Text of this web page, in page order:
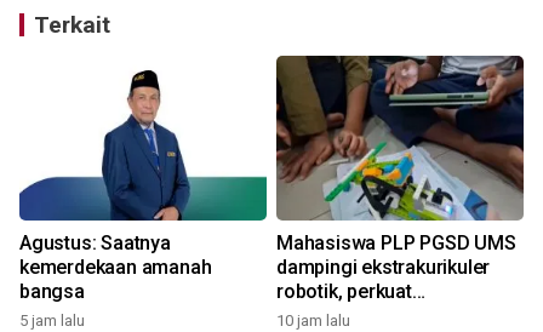
Terkait
Agustus: Saatnya
kemerdekaan amanah
bangsa
5 jam lalu
Mahasiswa PLP PGSD UMS
dampingi ekstrakurikuler
robotik, perkuat
pembelajaran STEM
10 jam lalu